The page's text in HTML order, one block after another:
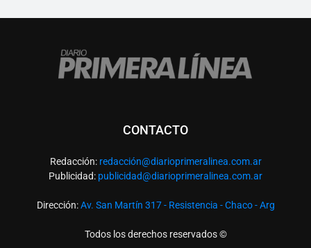
CONTACTO
Redacción: redacción@diarioprimeralinea.com.ar
Publicidad: publicidad@diarioprimeralinea.com.ar
Dirección:Av. San Martín 317 - Resistencia - Chaco - Arg
Todos los derechos reservados ©